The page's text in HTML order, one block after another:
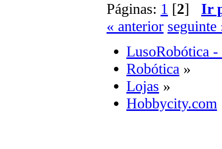
Páginas: 1 [2] Ir
« anterior seguinte
LusoRobótica -
Robótica »
Lojas »
Hobbycity.com